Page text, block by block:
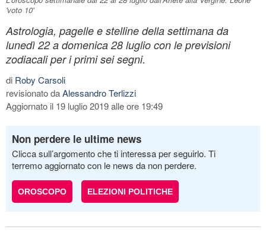
'voto 10'
Astrologia, pagelle e stelline della settimana da
lunedì 22 a domenica 28 luglio con le previsioni
zodiacali per i primi sei segni.
di Roby Carsoli
revisionato daAlessandro Terlizzi
Aggiornato il 19 luglio 2019 alle ore 19:49
Non perdere le ultime news
Clicca sull’argomento che ti interessa per seguirlo. Ti
terremo aggiornato con le news da non perdere.
OROSCOPO ELEZIONI POLITICHE